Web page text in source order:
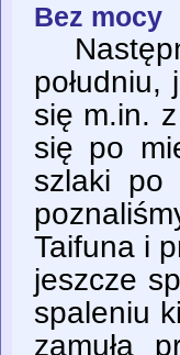
Bez mocy
południu,
się m.in.
się po
szlaki po
Taifuna i
jeszcze
spaleniu
zamuła